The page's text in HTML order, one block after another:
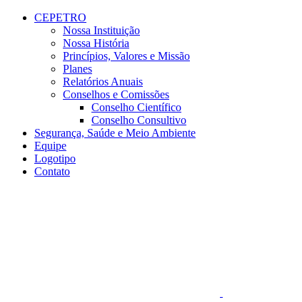
Conteúdo principal
CEPETRO
Nossa Instituição
Nossa História
Princípios, Valores e Missão
Planes
Relatórios Anuais
Conselhos e Comissões
Conselho Científico
Conselho Consultivo
Segurança, Saúde e Meio Ambiente
Equipe
Logotipo
Contato